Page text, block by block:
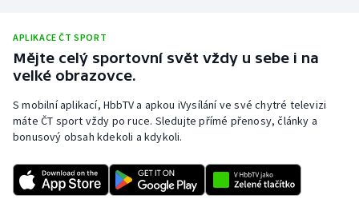
APLIKACE ČT SPORT
Mějte celý sportovní svět vždy u sebe i na
velké obrazovce.
S mobilní aplikací, HbbTV a apkou iVysílání ve své chytré televizi
máte ČT sport vždy po ruce. Sledujte přímé přenosy, články a
bonusový obsah kdekoli a kdykoli.